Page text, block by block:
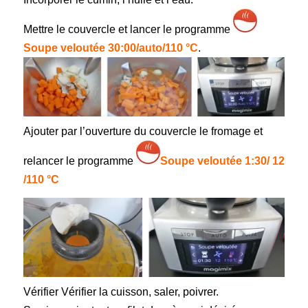
Mettre le couvercle et lancer le programme
Soupe veloutée 30:00/auto/110 °C.
Ajouter par l’ouverture du couvercle le fromage et
relancer le programme
Soupe veloutée 1:30/ 12
/110 °C
Vérifier Vérifier la cuisson, saler, poivrer.